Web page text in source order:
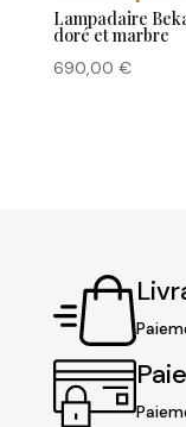
Lampadaire
doré et marbre
690,00 €